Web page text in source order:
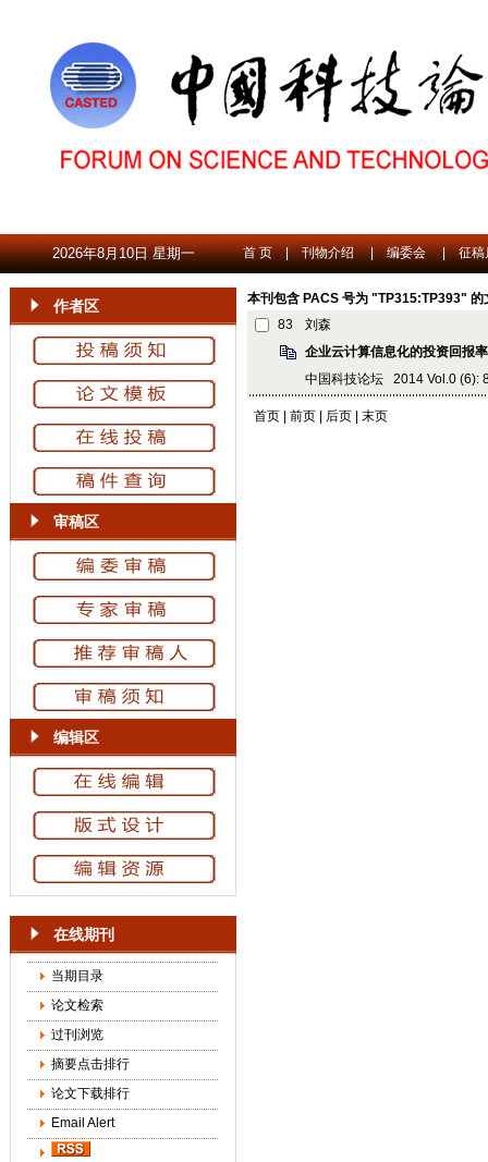
2026年8月10日 星期一 首 页 | 刊物介绍 | 编委会 | 征稿
作者区
审稿区
编辑区
在线期刊
当期目录
论文检索
过刊浏览
摘要点击排行
论文下载排行
Email Alert
本刊包含 PACS 号为 "TP315:TP393" 的
83
刘森
企业云计算信息化的投资回报
中国科技论坛 2014 Vol.0 (6):
首页 | 前页 | 后页 | 末页